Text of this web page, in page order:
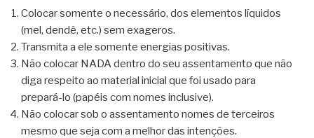
Colocar somente o necessário, dos elementos líquidos
(mel, dendê, etc.) sem exageros.
Transmita a ele somente energias positivas.
Não colocar NADA dentro do seu assentamento que não
diga respeito ao material inicial que foi usado para
prepará-lo (papéis com nomes inclusive).
Não colocar sob o assentamento nomes de terceiros
mesmo que seja com a melhor das intenções.